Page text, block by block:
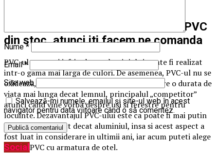
Daca nu esti multumit de ferestre PVC
din stoc, atunci iti facem pe comanda
PVC-ul este mai ieftin decat aluminiul si poate fi realizat
intr-o gama mai larga de culori. De asemenea, PVC-ul nu se
oxideaza, nu necesita intretinere speciala si are o durata de
viata mai lunga decat lemnul, principalul „competitor”
atunci cand vine vorba despre usi si ferestre pentru
locuinte. Dezavantajul PVC-ului este ca poate fi mai putin
rezistent la impact decat aluminiul, insa si acest aspect a
fost luat in considerare in ultimii ani, iar acum puteti alege
profile PVC cu armatura de otel.
Nume*
Email*
Site web
Salvează-mi numele, emailul și site-ul web în acest
navigator pentru data viitoare când o să comentez.
Social